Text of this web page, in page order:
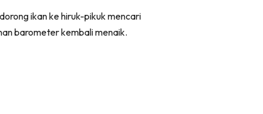
ikan ke hiruk-pikuk mencari
barometer kembali menaik.